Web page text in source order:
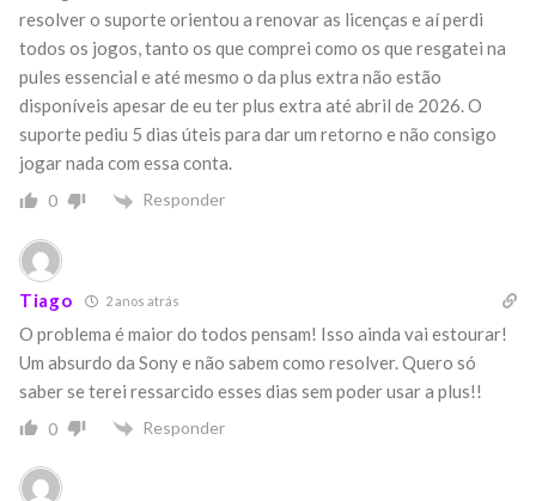
resolver o suporte orientou a renovar as licenças e aí perdi
todos os jogos, tanto os que comprei como os que resgatei na
pules essencial e até mesmo o da plus extra não estão
disponíveis apesar de eu ter plus extra até abril de 2026. O
suporte pediu 5 dias úteis para dar um retorno e não consigo
jogar nada com essa conta.
0 Responder
Tiago 2 anos atrás
O problema é maior do todos pensam! Isso ainda vai estourar!
Um absurdo da Sony e não sabem como resolver. Quero só
saber se terei ressarcido esses dias sem poder usar a plus!!
0 Responder